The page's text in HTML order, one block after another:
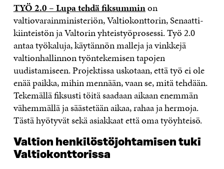
TYÖ 2.0 – Lupa tehdä fiksumminon
valtiovarainministeriön, Valtiokonttorin, Senaatti-
kiinteistön ja Valtorin yhteistyöprosessi. Työ 2.0
antaa työkaluja, käytännön malleja ja vinkkejä
valtionhallinnon työntekemisen tapojen
uudistamiseen. Projektissa uskotaan, että työ ei ole
enää paikka, mihin mennään, vaan se, mitä tehdään.
Tekemällä fiksusti töitä saadaan aikaan enemmän
vähemmällä ja säästetään aikaa, rahaa ja hermoja.
Tästä hyötyvät sekä asiakkaat että oma työyhteisö.
Valtion henkilöstöjohtamisen tuki
Valtiokonttorissa